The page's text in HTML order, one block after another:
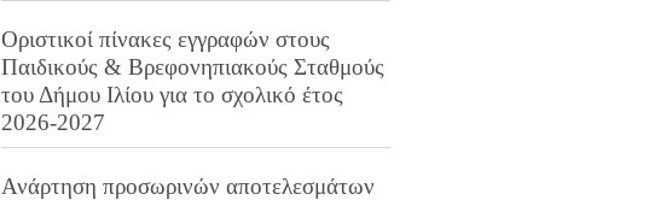
Οριστικοί πίνακες εγγραφών στους
Παιδικούς & Βρεφονηπιακούς Σταθμούς
του Δήμου Ιλίου για το σχολικό έτος
2026-2027
Ανάρτηση προσωρινών αποτελεσμάτων